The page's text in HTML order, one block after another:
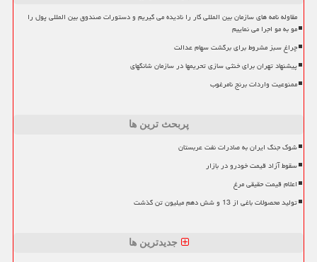
مقاوله نامه های سازمان بین المللی کار را نادیده می گیریم و دستورات صندوق بین المللی پول را
مو به مو اجرا می نماییم
چراغ سبز مشروط برای برگشت سهام عدالت
پیشنهاد تهران برای خنثی سازی تحریمها در سازمان شانگهای
ممنوعیت واردات برنج نامرغوب
پربحث ترین ها
شوک جنگ ایران به صادرات نفت عربستان
سقوط آزاد قیمت خودرو در بازار
اعلام قیمت حقیقی مرغ
تولید محصولات باغی از 13 و شش دهم میلیون تن گذشت
جدیدترین ها